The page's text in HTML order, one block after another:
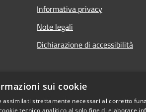
Informativa privacy
Note legali
Dichiarazione di accessibilità
sui cookie
assimilati strettamente necessari al corretto
tecnico analitico al solo fine di elaborare